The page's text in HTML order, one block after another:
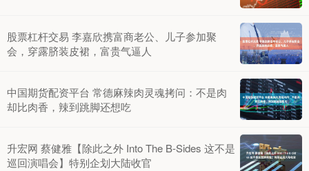
股票杠杆交易 李嘉欣携富商老公、儿子参加聚
会，穿露脐装皮裙，富贵气逼人
中国期货配资平台 常德麻辣肉灵魂拷问：不是肉
却比肉香，辣到跳脚还想吃
升宏网 蔡健雅【除此之外 Into The B-Sides 这不是
巡回演唱会】特别企划大陆收官